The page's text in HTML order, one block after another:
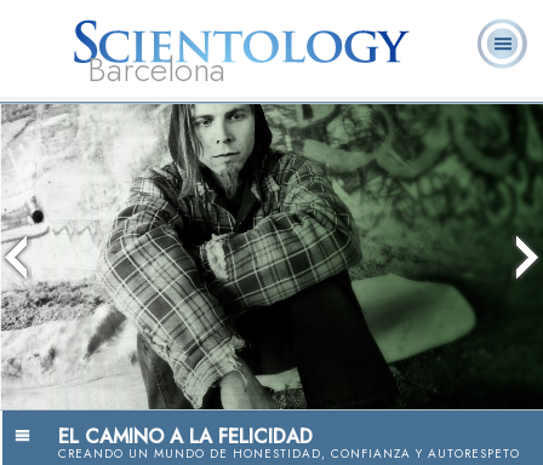
Barcelona
L. Ronald
Hubbard
¿Qué es
Scientology?
Ministros
Voluntarios
Preguntas más
frecuentes
Libros
EL CAMINO A LA FELICIDAD
CREANDO UN MUNDO DE HONESTIDAD, CONFIANZA Y AUTORESPETO